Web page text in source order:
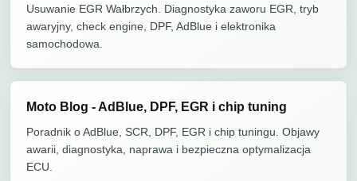
Usuwanie EGR Wałbrzych. Diagnostyka zaworu EGR, tryb
awaryjny, check engine, DPF, AdBlue i elektronika
samochodowa.
Moto Blog - AdBlue, DPF, EGR i chip tuning
Poradnik o AdBlue, SCR, DPF, EGR i chip tuningu. Objawy
awarii, diagnostyka, naprawa i bezpieczna optymalizacja
ECU.